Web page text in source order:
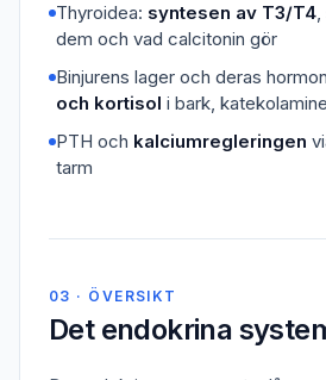
Thyroidea: syntesen av T3/T4,
dem och vad calcitonin gör
Binjurens lager och deras
och kortisol i bark,
PTH och kalciumregleringen
tarm
03 · ÖVERSIKT
Det endokrina